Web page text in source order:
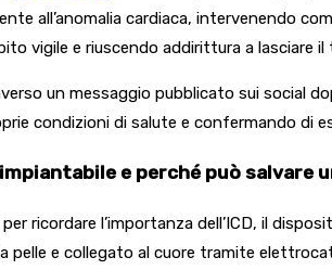
all’anomalia cardiaca, intervenendo
vigile e riuscendo addirittura a lasciare il
un messaggio pubblicato sui social
condizioni di salute e confermando di
e perché può salvare
per ricordare l’importanza dell’ICD, il
e collegato al cuore tramite